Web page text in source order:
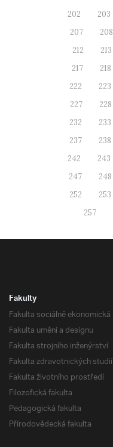
202
203
207
208
212
213
217
218
222
223
227
228
232
233
237
238
242
243
247
248
252
253
257
Fakulty
Fakulta sociálně ekonomická
Fakulta umění a designu
Fakulta strojního inženýrství
Fakulta zdravotnických studií
Fakulta životního prostředí
Filozofická fakulta
Pedagogická fakulta
Přírodovědecká fakulta